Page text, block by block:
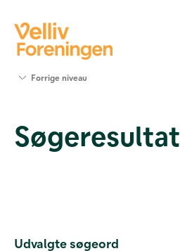
Værktøjer
og viden
Forrige niveau
Søgeresultat
Udvalgte søgeord